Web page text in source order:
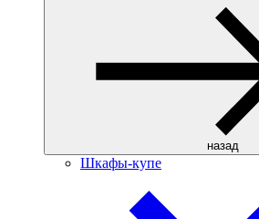
назад
Шкафы-купе